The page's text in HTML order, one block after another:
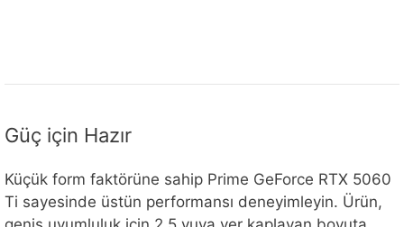
Güç için Hazır
Küçük form faktörüne sahip Prime GeForce RTX 5060
Ti sayesinde üstün performansı deneyimleyin. Ürün,